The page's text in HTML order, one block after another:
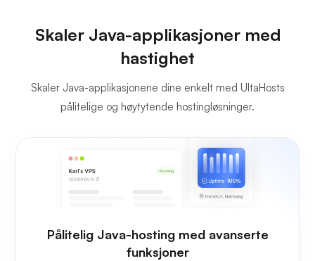
Skaler Java-applikasjoner med
hastighet
Skaler Java-applikasjonene dine enkelt med UltaHosts
pålitelige og høytytende hostingløsninger.
Pålitelig Java-hosting med avanserte
funksjoner